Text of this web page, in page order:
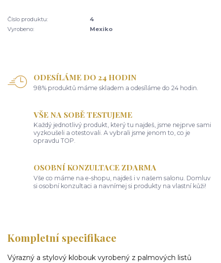
Číslo produktu:
4
Vyrobeno:
Mexiko
ODESÍLÁME DO 24 HODIN
98% produktů máme skladem a odesíláme do 24 hodin.
VŠE NA SOBĚ TESTUJEME
Každý jednotlivý produkt, který tu najdeš, jsme nejprve sami
vyzkoušeli a otestovali. A vybrali jsme jenom to, co je
opravdu TOP.
OSOBNÍ KONZULTACE ZDARMA
Vše co máme na e-shopu, najdeš i v našem salonu. Domluv
si osobní konzultaci a navnímej si produkty na vlastní kůži!
Kompletní specifikace
Výrazný a stylový klobouk vyrobený z palmových listů